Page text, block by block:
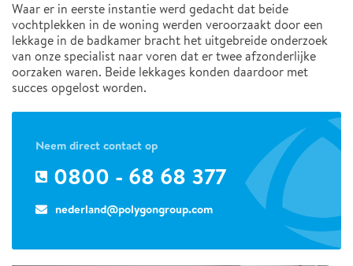
Waar er in eerste instantie werd gedacht dat beide
vochtplekken in de woning werden veroorzaakt door een
lekkage in de badkamer bracht het uitgebreide onderzoek
van onze specialist naar voren dat er twee afzonderlijke
oorzaken waren. Beide lekkages konden daardoor met
succes opgelost worden.
Neem direct contact op
0800 - 68 68 377
nederland@polygongroup.com